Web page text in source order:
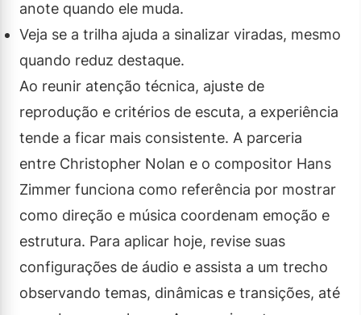
anote quando ele muda.
Veja se a trilha ajuda a sinalizar viradas, mesmo
quando reduz destaque.
Ao reunir atenção técnica, ajuste de
reprodução e critérios de escuta, a experiência
tende a ficar mais consistente. A parceria
entre Christopher Nolan e o compositor Hans
Zimmer funciona como referência por mostrar
como direção e música coordenam emoção e
estrutura. Para aplicar hoje, revise suas
configurações de áudio e assista a um trecho
observando temas, dinâmicas e transições, até